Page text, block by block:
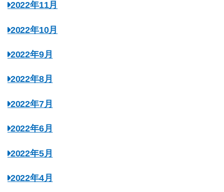
2022年11月
2022年10月
2022年9月
2022年8月
2022年7月
2022年6月
2022年5月
2022年4月